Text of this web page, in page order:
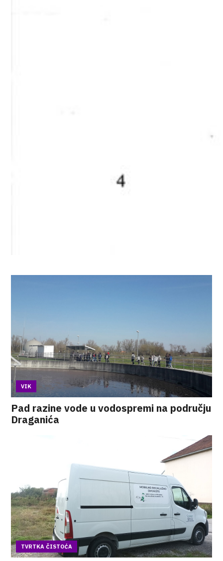
VIK
Pad razine vode u vodospremi na području
Draganića
TVRTKA ČISTOĆA